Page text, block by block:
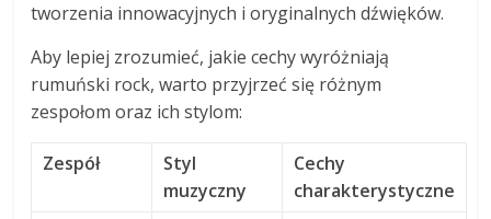
tworzenia innowacyjnych i oryginalnych dźwięków.
Aby lepiej zrozumieć, jakie cechy wyróżniają
rumuński rock, warto przyjrzeć się różnym
zespołom oraz ich stylom:
Zespół
Styl
muzyczny
Cechy
charakterystyczne